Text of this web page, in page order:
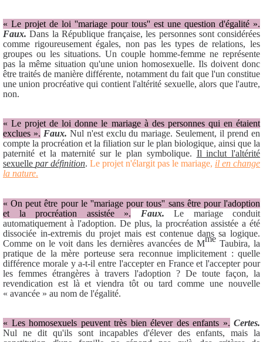
« Le projet de loi ''mariage pour tous'' est une question d'égalité ».
Faux. Dans la République française, les personnes sont considérées
comme rigoureusement égales, non pas les types de relations, les
groupes ou les situations. Un couple homme-femme ne représente
pas la même situation qu'une union homosexuelle. Ils doivent donc
être traités de manière différente, notamment du fait que l'un constitue
une union procréative qui contient l'altérité sexuelle, alors que l'autre,
non.
« Le projet de loi donne le mariage à des personnes qui en étaient
exclues ». Faux. Nul n'est exclu du mariage. Seulement, il prend en
compte la procréation et la filiation sur le plan biologique, ainsi que la
paternité et la maternité sur le plan symbolique. Il inclut l'altérité
sexuelle par définition. Le projet n'élargit pas le mariage, il en change
la nature.
« On peut être pour le ''mariage pour tous'' sans être pour l'adoption
et la procréation assistée ».
Faux. Le mariage conduit
automatiquement à l'adoption. De plus, la procréation assistée a été
dissociée in-extremis du projet mais est contenue dans sa logique.
Comme on le voit dans les dernières avancées de Mme Taubira, la
pratique de la mère porteuse sera reconnue implicitement : quelle
différence morale y a-t-il entre l'accepter en France et l'accepter pour
les femmes étrangères à travers l'adoption ? De toute façon, la
revendication est là et viendra tôt ou tard comme une nouvelle
« avancée » au nom de l'égalité.
« Les homosexuels peuvent très bien élever des enfants ». Certes.
Nul ne dit qu'ils sont incapables d'élever des enfants, mais la